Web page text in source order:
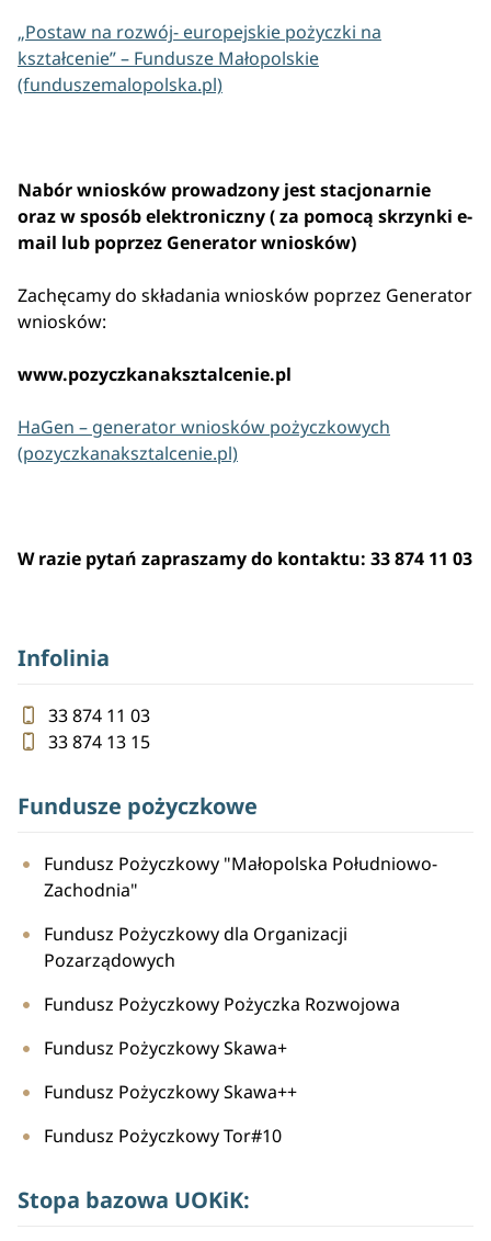
„Postaw na rozwój- europejskie pożyczki na
kształcenie” – Fundusze Małopolskie
(funduszemalopolska.pl)
Nabór wniosków prowadzony jest stacjonarnie
oraz w sposób elektroniczny ( za pomocą skrzynki e-
mail lub poprzez Generator wniosków)
Zachęcamy do składania wniosków poprzez Generator
wniosków:
www.pozyczkanaksztalcenie.pl
HaGen – generator wniosków pożyczkowych
(pozyczkanaksztalcenie.pl)
W razie pytań zapraszamy do kontaktu: 33 874 11 03
Infolinia
33 874 11 03
33 874 13 15
Fundusze pożyczkowe
Fundusz Pożyczkowy "Małopolska Południowo-
Zachodnia"
Fundusz Pożyczkowy dla Organizacji
Pozarządowych
Fundusz Pożyczkowy Pożyczka Rozwojowa
Fundusz Pożyczkowy Skawa+
Fundusz Pożyczkowy Skawa++
Fundusz Pożyczkowy Tor#10
Stopa bazowa UOKiK: